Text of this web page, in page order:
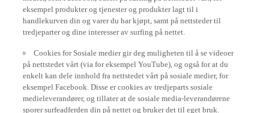
eksempel produkter og tjenester og produkter lagt til i
handlekurven din og varer du har kjøpt, samt på nettsteder til
tredjeparter og dine interesser av surfing på nettet.
på nettstedet vårt (via for eksempel YouTube), og også for at du
enkelt kan dele innhold fra nettstedet vårt på sosiale medier, for
eksempel Facebook. Disse er cookies av tredjeparts sosiale
medieleverandører, og tillater at de sosiale media-leverandørene
sporer surfeadferden din på nettet og bruker det til eget bruk.